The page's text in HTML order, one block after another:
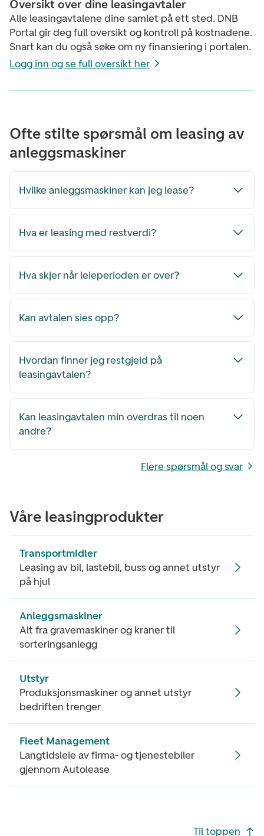
Oversikt over dine leasingavtaler
Alle leasingavtalene dine samlet på ett sted. DNB
Portal gir deg full oversikt og kontroll på kostnadene.
Snart kan du også søke om ny finansiering i portalen.
Logg inn og se full oversikt her
Ofte stilte spørsmål om leasing av
anleggsmaskiner
Hvilke anleggsmaskiner kan jeg lease?
Hva er leasing med restverdi?
Hva skjer når leieperioden er over?
Kan avtalen sies opp?
Hvordan finner jeg restgjeld på
leasingavtalen?
Kan leasingavtalen min overdras til noen
andre?
Flere spørsmål og svar
Våre leasingprodukter
Transportmidler
Leasing av bil, lastebil, buss og annet utstyr
på hjul
Anleggsmaskiner
Alt fra gravemaskiner og kraner til
sorteringsanlegg
Utstyr
Produksjonsmaskiner og annet utstyr
bedriften trenger
Fleet Management
Langtidsleie av firma- og tjenestebiler
gjennom Autolease
Til toppen